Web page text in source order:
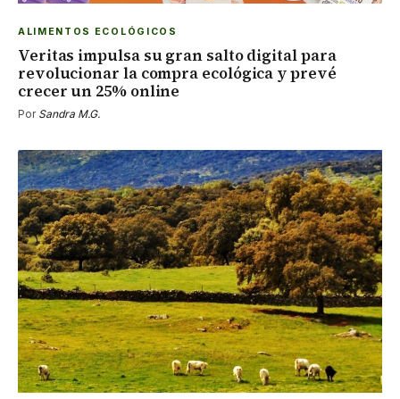
ALIMENTOS ECOLÓGICOS
Veritas impulsa su gran salto digital para
revolucionar la compra ecológica y prevé
crecer un 25% online
Por Sandra M.G.